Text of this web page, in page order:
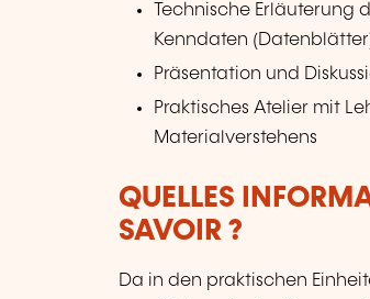
Technische
Kenndaten
Präsentation und
Praktisches Atelier mit
Materialverstehens
QUELLES
SAVOIR ?
Da in den praktischen